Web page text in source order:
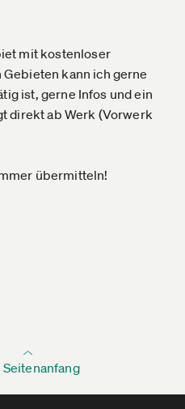
mit kostenloser
kann ich gerne
ist, gerne Infos und ein
direkt ab Werk (Vorwerk
übermitteln!